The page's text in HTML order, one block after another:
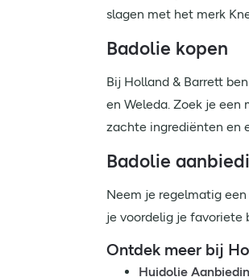
slagen met het merk
Badolie kopen
Bij Holland & Barrett
en Weleda. Zoek je
zachte ingrediënten en
Badolie
Neem je regelmatig
je voordelig je favoriete
Ontdek meer bij
Huidolie